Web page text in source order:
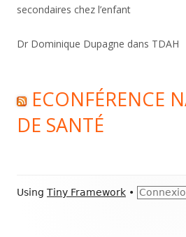
secondaires chez l’enfant
Dr Dominique Dupagne dans TDAH
ECONFÉRENCE
DE SANTÉ
Footer
Using Tiny Framework •